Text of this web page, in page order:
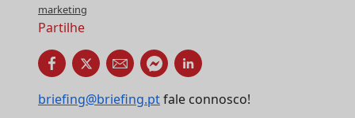
marketing
Partilhe
briefing@briefing.ptfale connosco!